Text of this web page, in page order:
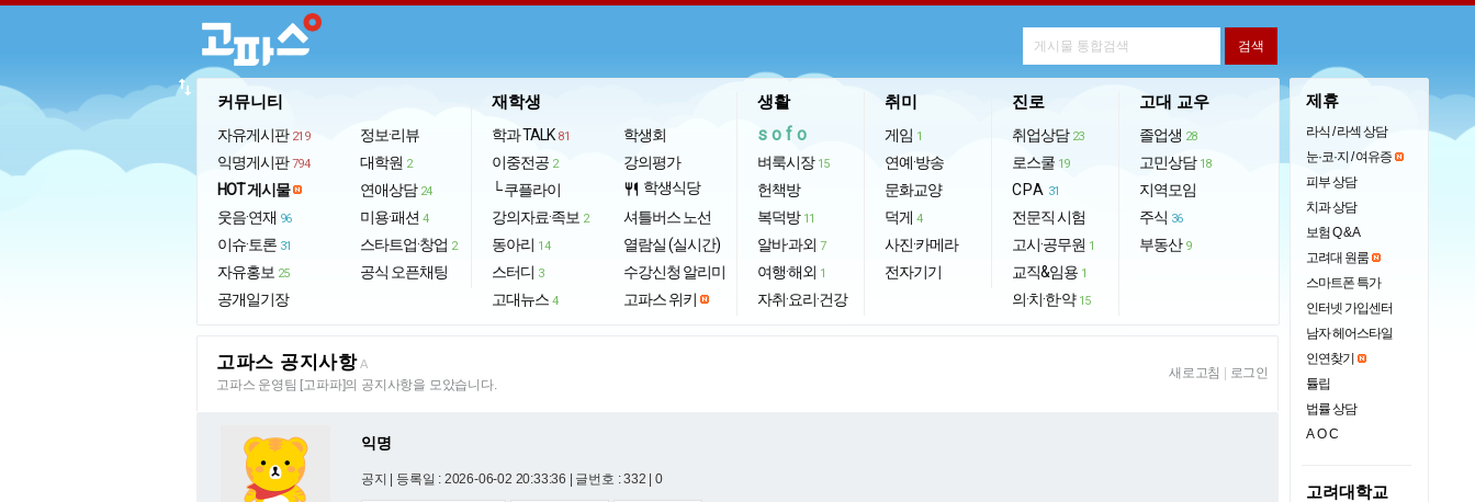
커뮤니티
자유게시판 219
익명게시판 794
HOT 게시물
웃음·연재 96
이슈·토론 31
자유홍보 25
공개일기장
정보·리뷰
대학원 2
연애상담 24
미용·패션 4
스타트업·창업 2
공식 오픈채팅
재학생
학과 TALK 81
이중전공 2
└ 쿠플라이
강의자료·족보 2
동아리 14
스터디 3
고대뉴스 4
학생회
강의평가
restaurant 학생식당
셔틀버스 노선
열람실 (실시간)
수강신청 알리미
고파스 위키
생활
sofo
벼룩시장 15
헌책방
복덕방 11
알바·과외 7
여행·해외 1
자취·요리·건강
취미
게임 1
연예·방송
문화교양
덕게 4
사진·카메라
전자기기
진로
취업상담 23
로스쿨 19
CPA 31
전문직 시험
고시·공무원 1
교직&임용 1
의·치·한·약 15
고대 교우
졸업생 28
고민상담 18
지역모임
주식 36
부동산 9
import_export
고파스 공지사항 A
고파스 운영팀 [고파파]의 공지사항을 모았습니다.
새로고침 로그인
익명
공지 | 등록일 : 2026-06-02 20:33:36 | 글번호 : 332 | 0
제휴
라식 / 라섹 상담
눈·코·지 / 여유증
피부 상담
치과 상담
보험 Q & A
고려대 원룸
스마트폰 특가
인터넷 가입센터
남자 헤어스타일
인연찾기
튤립
법률 상담
AOC
고려대학교